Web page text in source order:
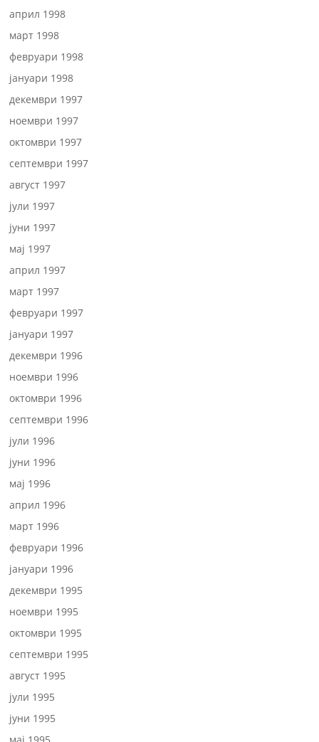
април 1998
март 1998
февруари 1998
јануари 1998
декември 1997
ноември 1997
октомври 1997
септември 1997
август 1997
јули 1997
јуни 1997
мај 1997
април 1997
март 1997
февруари 1997
јануари 1997
декември 1996
ноември 1996
октомври 1996
септември 1996
јули 1996
јуни 1996
мај 1996
април 1996
март 1996
февруари 1996
јануари 1996
декември 1995
ноември 1995
октомври 1995
септември 1995
август 1995
јули 1995
јуни 1995